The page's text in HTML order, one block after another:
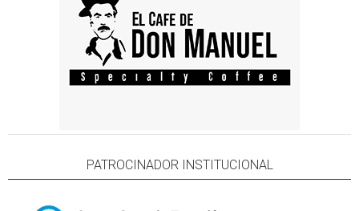
PATROCINADOR INSTITUCIONAL